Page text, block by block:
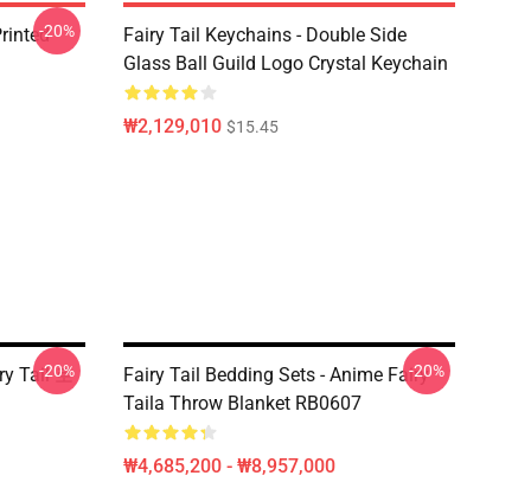
-20%
Fairy Tail Keychains - Double Side
Glass Ball Guild Logo Crystal Keychain
₩2,129,010 $15.45
Tail 로
-20%
Fairy Tail Bedding Sets - Anime Fairy
Taila Throw Blanket RB0607
₩4,685,200 - ₩8,957,000
-20%